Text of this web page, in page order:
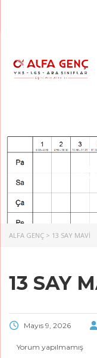
ALFA GENÇ > 13 SAY MAVİ
13 SAY
Mayıs 9, 2026
Yorum yapılmamış